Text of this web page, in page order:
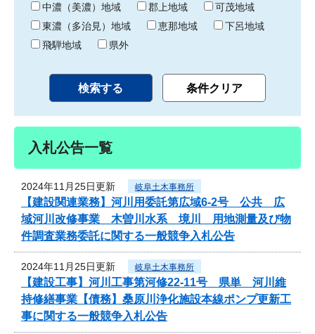
中濃（美濃）地域
郡上地域
可茂地域
東濃（多治見）地域
恵那地域
下呂地域
飛騨地域
県外
入札公告一覧
2024年11月25日更新 岐阜土木事務所
【建設関連業務】河川用委託第広域6-2号 公共 広
域河川改修事業 木曽川水系 境川 用地測量及び物
件調査業務委託に関する一般競争入札公告
2024年11月25日更新 岐阜土木事務所
【建設工事】河川工事第河修22-11号 県単 河川維
持修繕事業【債務】桑原川浄化施設本線ポンプ更新工
事に関する一般競争入札公告